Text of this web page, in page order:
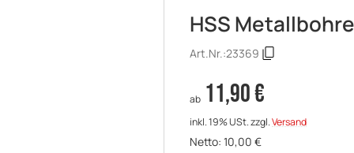
HSS
Art.Nr.:23369
ab 11,90 €
inkl. 19% USt.zzgl.Versand
Netto: 10,00 €